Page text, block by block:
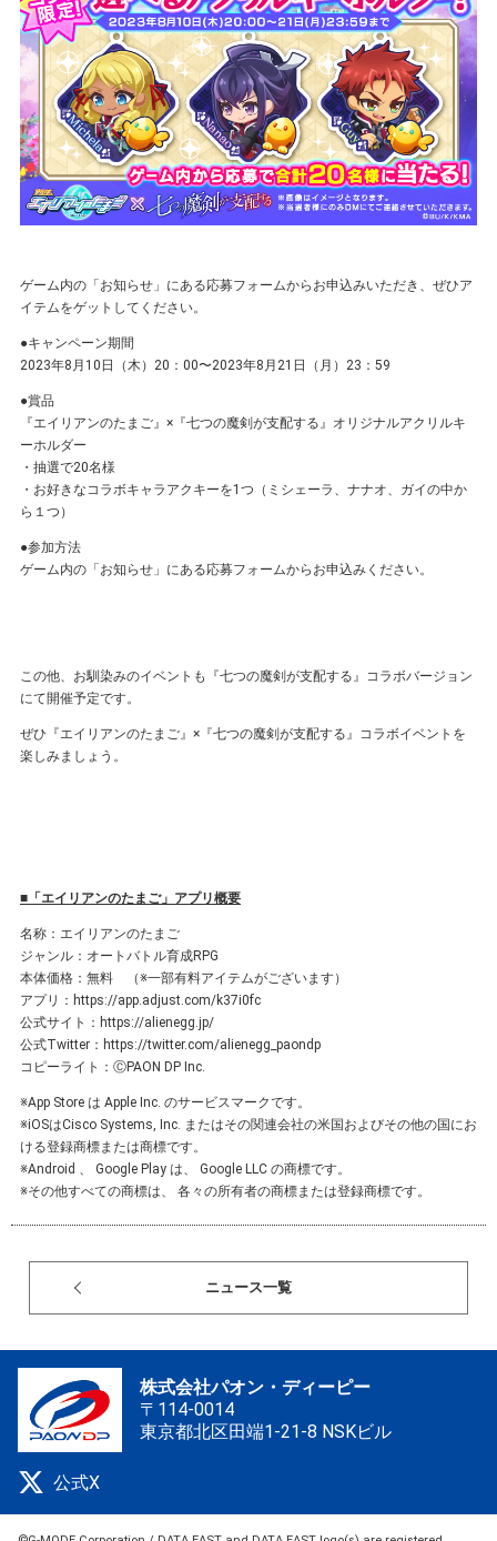
ゲーム内の「お知らせ」にある応募フォームからお申込みいただき、ぜひア
イテムをゲットしてください。
●キャンペーン期間
2023年8⽉10⽇（木）20：00〜2023年8⽉21⽇（⽉）23：59
●賞品
『エイリアンのたまご』×『七つの魔剣が支配する』オリジナルアクリルキ
ーホルダー
・抽選で20名様
・お好きなコラボキャラアクキーを1つ（ミシェーラ、ナナオ、ガイの中か
ら１つ）
●参加⽅法
ゲーム内の「お知らせ」にある応募フォームからお申込みください。
この他、お馴染みのイベントも『七つの魔剣が支配する』コラボバージョン
にて開催予定です。
ぜひ『エイリアンのたまご』×『七つの魔剣が支配する』コラボイベントを
楽しみましょう。
■「エイリアンのたまご」アプリ概要
名称：エイリアンのたまご
ジャンル：オートバトル育成RPG
本体価格：無料 （※一部有料アイテムがございます）
アプリ： https://app.adjust.com/k37i0fc
公式サイト： https://alienegg.jp/
公式Twitter： https://twitter.com/alienegg_paondp
コピーライト：ⒸPAON DP Inc.
※App Store は Apple Inc. のサービスマークです。
※iOSはCisco Systems, Inc. またはその関連会社の米国およびその他の国にお
ける登録商標または商標です。
※Android 、 Google Play は、 Google LLC の商標です。
※その他すべての商標は、 各々の所有者の商標または登録商標です。
ニュース一覧
株式会社パオン・ディーピー
〒114-0014
東京都北区田端1-21-8 NSKビル
公式X